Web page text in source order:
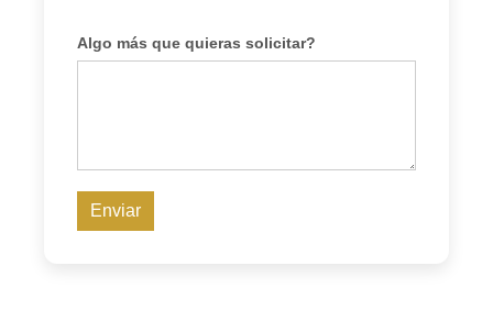
Algo más que quieras solicitar?
Enviar